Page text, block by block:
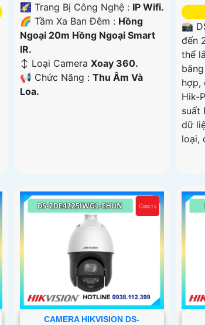
🌠 Trang Bị Công Nghệ : IP Wifi.
🌈 Tầm Xa Ban Đêm : Hồng
Ngoại 20m Hồng Ngoại Smart
IR.
↕️ Loại Camera Xoay 360.
️📢 Chức Năng : Thu Âm Và
Loa.
📸
đến
thể
hợp,
Hik-
suất
dữ
loại,
CAMERA HIKVISION DS-